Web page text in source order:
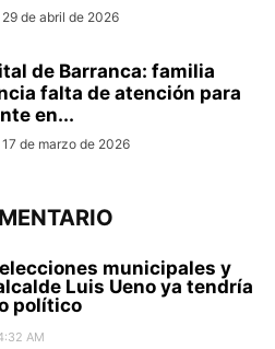
29 de abril de 2026
de Barranca: familia
falta de atención para
en...
17 de marzo de 2026
municipales y
Luis Ueno ya tendría
político
AM